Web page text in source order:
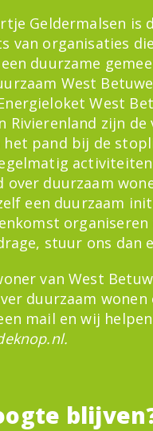
Geldermalsen is
van organisaties
duurzame
West
West
Rivierenland zijn de
het pand bij de
activiteiten
over duurzaam
een duurzaam
organiseren
stuur ons dan
van West
duurzaam wonen
mail en wij
.